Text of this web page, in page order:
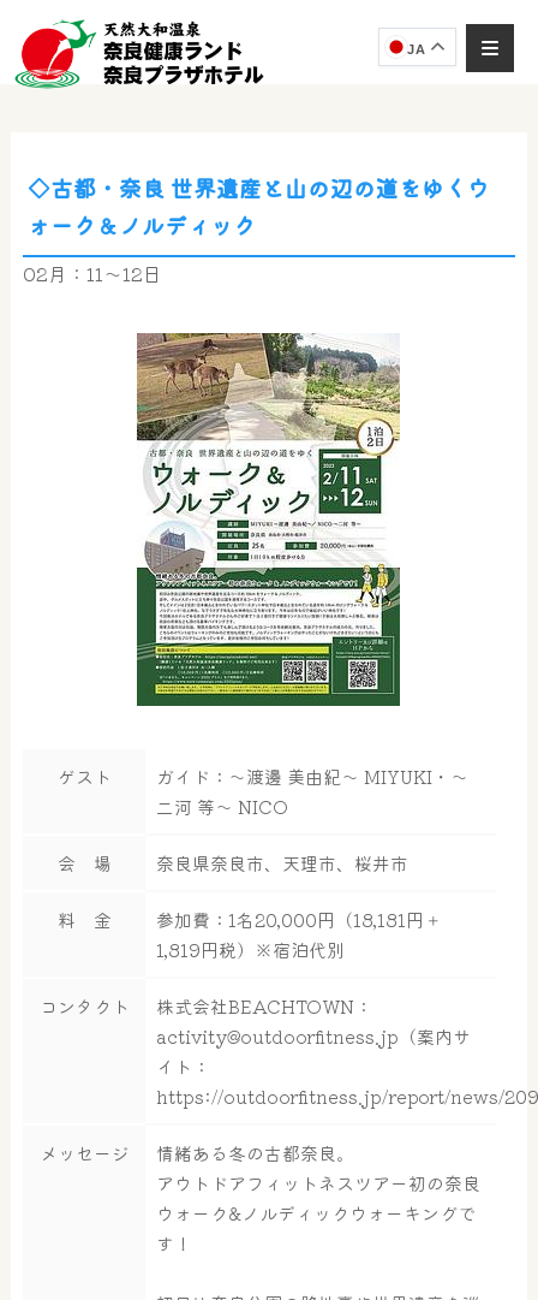
JA
◇古都・奈良 世界遺産と山の辺の道をゆくウ
ォーク＆ノルディック
02月：11～12日
ゲスト
ガイド：〜渡邊 美由紀〜 MIYUKI・〜
二河 等〜 NICO
会 場 奈良県奈良市、天理市、桜井市
料 金
参加費：1名20,000円（18,181円＋
1,819円税）※宿泊代別
コンタクト
株式会社BEACHTOWN：
activity@outdoorfitness.jp （案内サ
イト：
https://outdoorfitness.jp/report/news/
メッセージ
情緒ある冬の古都奈良。
アウトドアフィットネスツアー初の奈良
ウォーク&ノルディックウォーキングで
す！
AIコンシェルジュ